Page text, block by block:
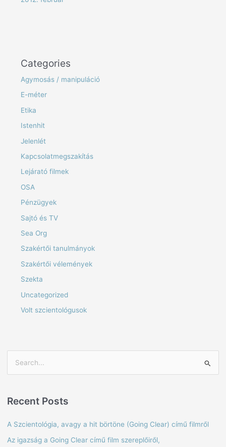
Categories
Agymosás / manipuláció
E-méter
Etika
Istenhit
Jelenlét
Kapcsolatmegszakítás
Lejárató filmek
OSA
Pénzügyek
Sajtó és TV
Sea Org
Szakértői tanulmányok
Szakértői vélemények
Szekta
Uncategorized
Volt szcientológusok
rRecent Posts
A Szcientológia, avagy a hit börtöne (Going Clear) című filmről
Az igazság a Going Clear című film szereplőiről,